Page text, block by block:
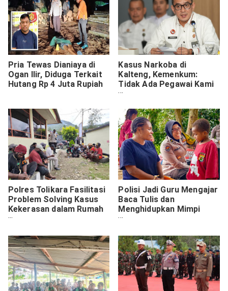
Pria Tewas Dianiaya di
Ogan Ilir, Diduga Terkait
Hutang Rp 4 Juta Rupiah
Kasus Narkoba di
Kalteng, Kemenkum:
Tidak Ada Pegawai Kami
Terlibat
Polres Tolikara Fasilitasi
Problem Solving Kasus
Kekerasan dalam Rumah
Tangga Secara
Polisi Jadi Guru Mengajar
Baca Tulis dan
Menghidupkan Mimpi
Anak anak di Jayapura